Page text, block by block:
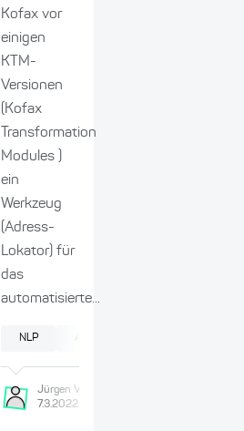
Kofax vor
einigen
KTM-
Versionen
(Kofax
Transformation
Modules )
ein
Werkzeug
(Adress-
Lokator) für
das
automatisierte...
NLP Archivierung
Jürgen Voss
7.3.2022